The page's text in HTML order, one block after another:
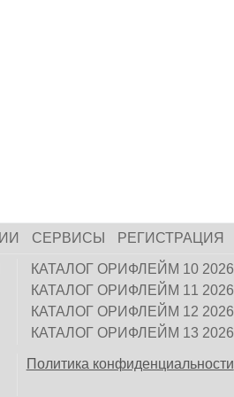
СЕРВИСЫ РЕГИСТРАЦИЯ
КАТАЛОГ ОРИФЛЕЙМ 10 2026
КАТАЛОГ ОРИФЛЕЙМ 11 2026
КАТАЛОГ ОРИФЛЕЙМ 12 2026
КАТАЛОГ ОРИФЛЕЙМ 13 2026
Политика конфиденциальности